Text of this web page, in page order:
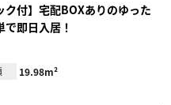
ク付】宅配BOXありのゆった
即日入居！
19.98m²